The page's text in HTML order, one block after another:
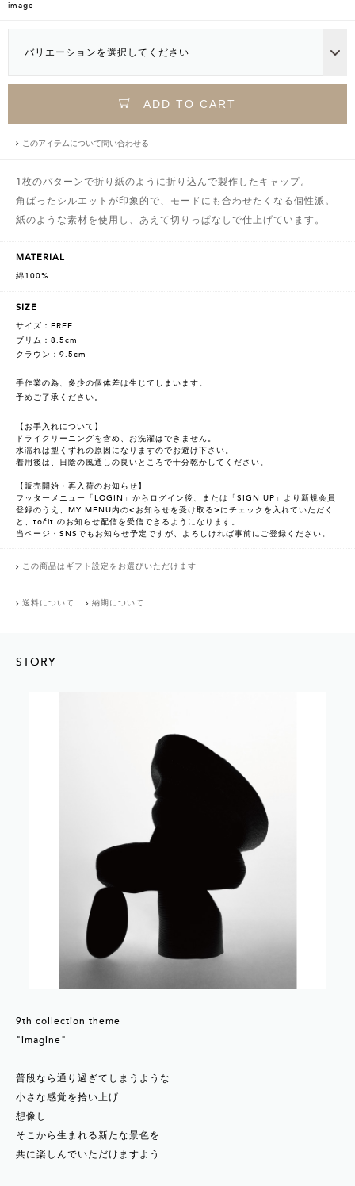
image
バリエーションを選択してください
ADD TO CART
このアイテムについて問い合わせる
1枚のパターンで折り紙のように折り込んで製作したキャップ。
角ばったシルエットが印象的で、モードにも合わせたくなる個性派。
紙のような素材を使用し、あえて切りっぱなしで仕上げています。
MATERIAL
綿100%
SIZE
サイズ：FREE
ブリム：8.5cm
クラウン：9.5cm
手作業の為、多少の個体差は生じてしまいます。
予めご了承ください。
【お手入れについて】
ドライクリーニングを含め、お洗濯はできません。
水濡れは型くずれの原因になりますのでお避け下さい。
着用後は、日陰の風通しの良いところで十分乾かしてください。
【販売開始・再入荷のお知らせ】
フッターメニュー「LOGIN」からログイン後、または「SIGN UP」より新規会員
登録のうえ、MY MENU内の<お知らせを受け取る>にチェックを入れていただく
と、točit のお知らせ配信を受信できるようになります。
当ページ・SNSでもお知らせ予定ですが、よろしければ事前にご登録ください。
この商品はギフト設定をお選びいただけます
送料について 納期について
STORY
9th collection theme
"imagine"
普段なら通り過ぎてしまうような
小さな感覚を拾い上げ
想像し
そこから生まれる新たな景色を
共に楽しんでいただけますよう